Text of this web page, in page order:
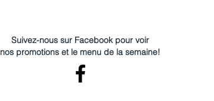
Suivez-nous sur Facebook pour voir
nos promotions et le menu de la semaine!